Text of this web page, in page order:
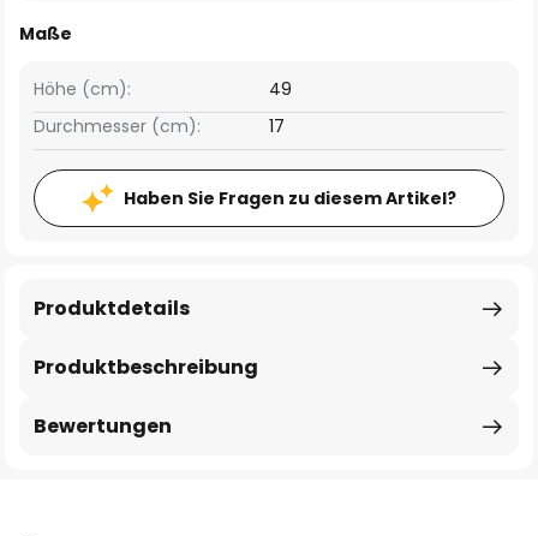
Maße
Höhe (cm):
49
Durchmesser (cm):
17
Haben Sie Fragen zu diesem Artikel?
Produktbeschreibung
Produktdetails
Bewertungen